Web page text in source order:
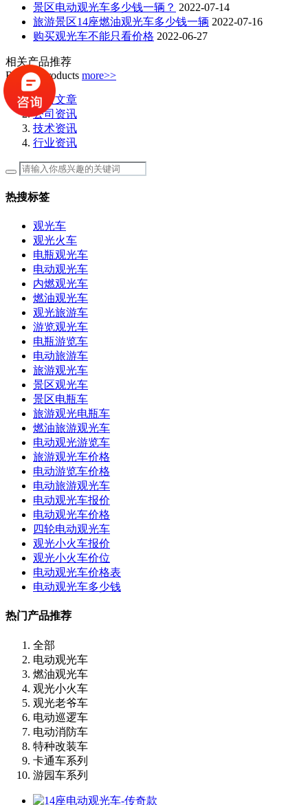
景区电动观光车多少钱一辆？ 2022-07-14
旅游景区14座燃油观光车多少钱一辆 2022-07-16
购买观光车不能只看价格 2022-06-27
相关产品推荐
Related Products more>>
所有文章
公司资讯
技术资讯
行业资讯
热搜标签
观光车
观光火车
电瓶观光车
电动观光车
内燃观光车
燃油观光车
观光旅游车
游览观光车
电瓶游览车
电动旅游车
旅游观光车
景区观光车
景区电瓶车
旅游观光电瓶车
燃油旅游观光车
电动观光游览车
旅游观光车价格
电动游览车价格
电动旅游观光车
电动观光车报价
电动观光车价格
四轮电动观光车
观光小火车报价
观光小火车价位
电动观光车价格表
电动观光车多少钱
热门产品推荐
全部
电动观光车
燃油观光车
观光小火车
观光老爷车
电动巡逻车
电动消防车
特种改装车
卡通车系列
游园车系列